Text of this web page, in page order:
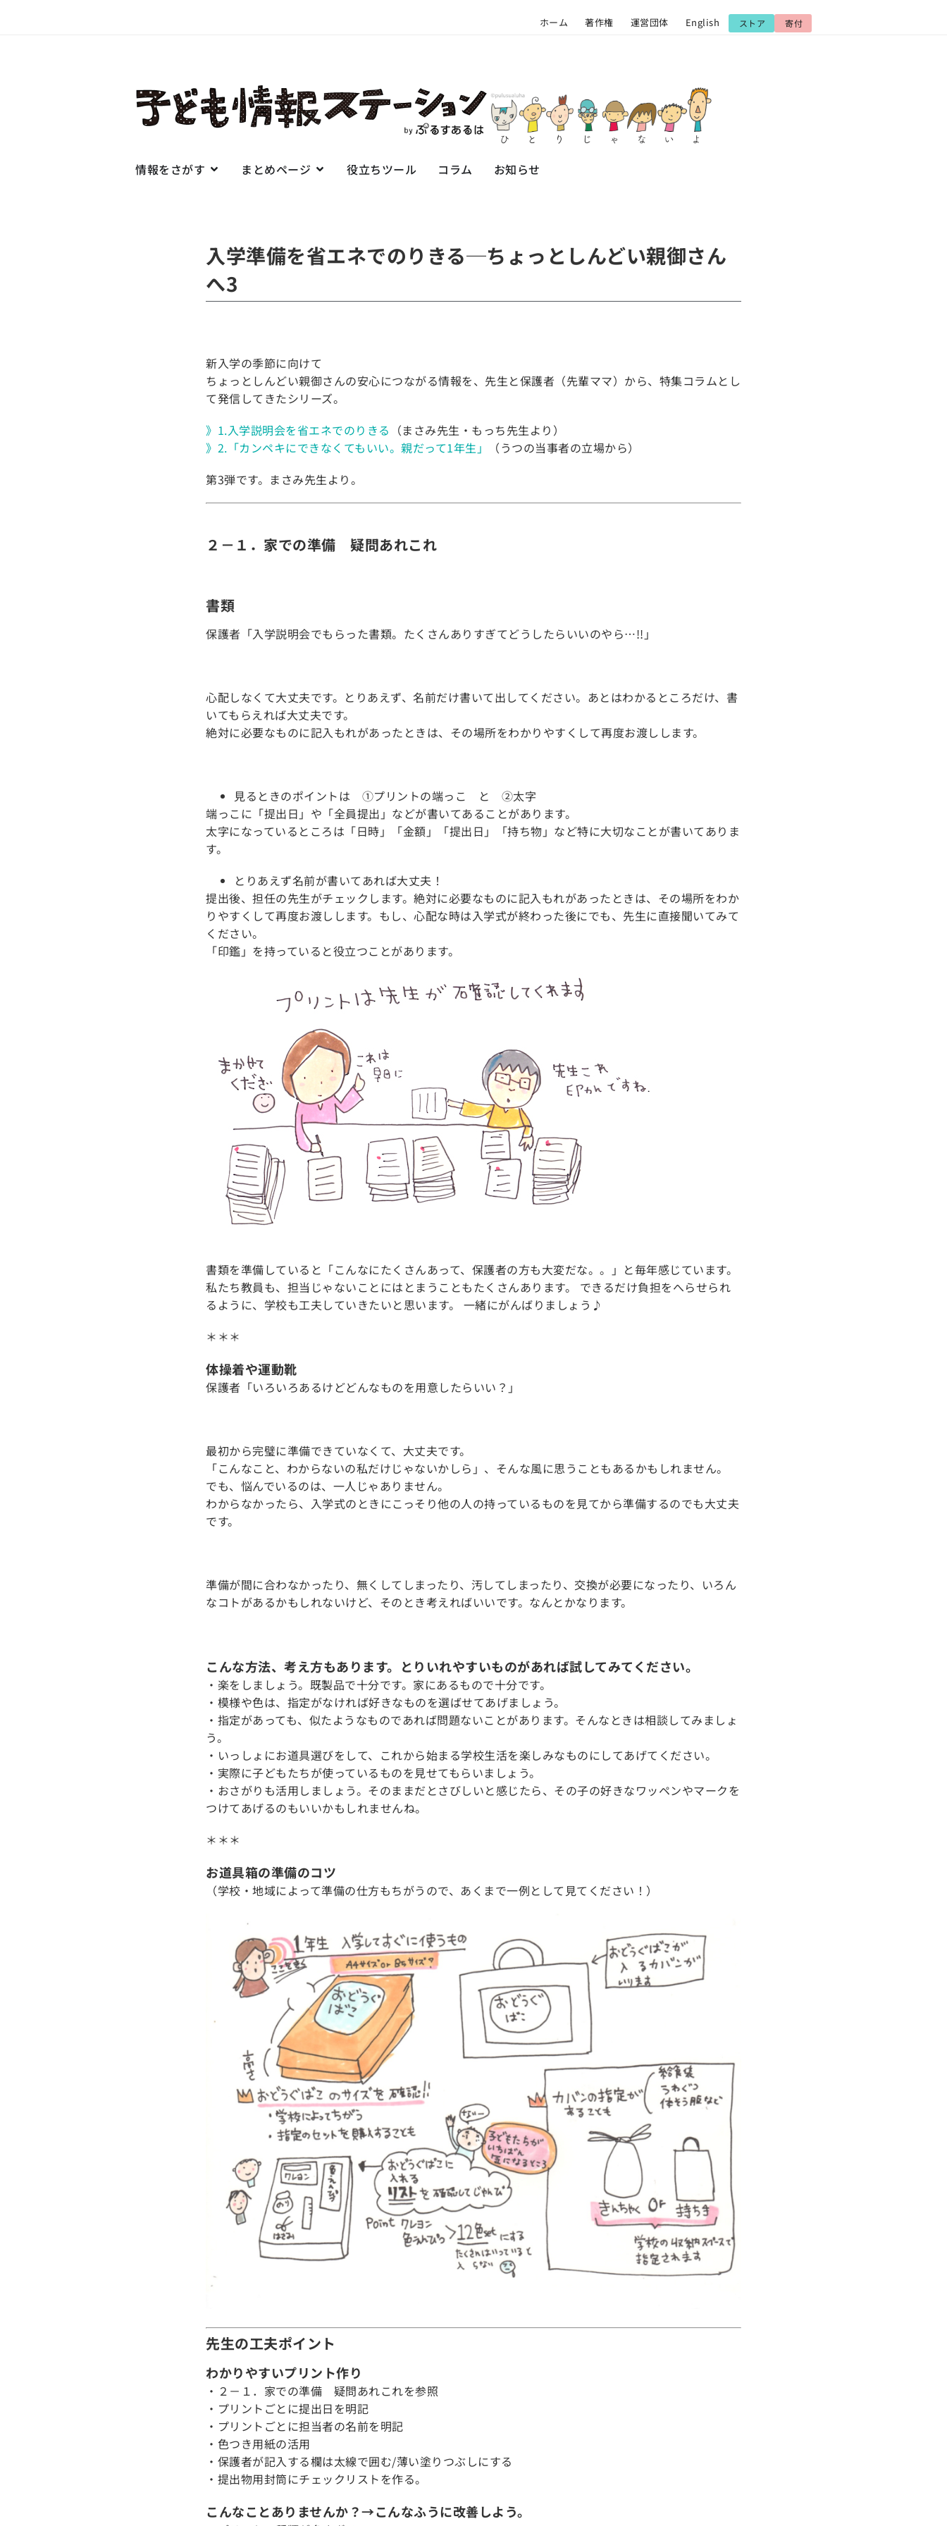
ホーム 著作権 運営団体 English ストア 寄付
情報をさがす まとめページ 役立ちツール コラム お知らせ
入学準備を省エネでのりきる─ちょっとしんどい親御さん
へ3
新入学の季節に向けて
ちょっとしんどい親御さんの安心につながる情報を、先生と保護者（先輩ママ）から、特集コラムとし
て発信してきたシリーズ。
》1.入学説明会を省エネでのりきる （まさみ先生・もっち先生より）
》2.「カンペキにできなくてもいい。親だって1年生」
（うつの当事者の立場から）
第3弾です。まさみ先生より。
２－１．家での準備 疑問あれこれ
書類
保護者「入学説明会でもらった書類。たくさんありすぎてどうしたらいいのやら…!!」
心配しなくて大丈夫です。とりあえず、名前だけ書いて出してください。あとはわかるところだけ、書
いてもらえれば大丈夫です。
絶対に必要なものに記入もれがあったときは、その場所をわかりやすくして再度お渡しします。
見るときのポイントは ①プリントの端っこ と ②太字
端っこに「提出日」や「全員提出」などが書いてあることがあります。
太字になっているところは「日時」「金額」「提出日」「持ち物」など特に大切なことが書いてありま
す。
とりあえず名前が書いてあれば大丈夫！
提出後、担任の先生がチェックします。絶対に必要なものに記入もれがあったときは、その場所をわか
りやすくして再度お渡しします。もし、心配な時は入学式が終わった後にでも、先生に直接聞いてみて
ください。
「印鑑」を持っていると役立つことがあります。
書類を準備していると「こんなにたくさんあって、保護者の方も大変だな。。」と毎年感じています。
私たち教員も、担当じゃないことにはとまうこともたくさんあります。 できるだけ負担をへらせられ
るように、学校も工夫していきたいと思います。 一緒にがんばりましょう♪
＊＊＊
体操着や運動靴
保護者「いろいろあるけどどんなものを用意したらいい？」
最初から完璧に準備できていなくて、大丈夫です。
「こんなこと、わからないの私だけじゃないかしら」、そんな風に思うこともあるかもしれません。
でも、悩んでいるのは、一人じゃありません。
わからなかったら、入学式のときにこっそり他の人の持っているものを見てから準備するのでも大丈夫
です。
準備が間に合わなかったり、無くしてしまったり、汚してしまったり、交換が必要になったり、いろん
なコトがあるかもしれないけど、そのとき考えればいいです。なんとかなります。
こんな方法、考え方もあります。とりいれやすいものがあれば試してみてください。
・楽をしましょう。既製品で十分です。家にあるもので十分です。
・模様や色は、指定がなければ好きなものを選ばせてあげましょう。
・指定があっても、似たようなものであれば問題ないことがあります。そんなときは相談してみましょ
う。
・いっしょにお道具選びをして、これから始まる学校生活を楽しみなものにしてあげてください。
・実際に子どもたちが使っているものを見せてもらいましょう。
・おさがりも活用しましょう。そのままだとさびしいと感じたら、その子の好きなワッペンやマークを
つけてあげるのもいいかもしれませんね。
＊＊＊
お道具箱の準備のコツ
（学校・地域によって準備の仕方もちがうので、あくまで一例として見てください！）
先生の工夫ポイント
わかりやすいプリント作り
・２－１．家での準備 疑問あれこれを参照
・プリントごとに提出日を明記
・プリントごとに担当者の名前を明記
・色つき用紙の活用
・保護者が記入する欄は太線で囲む/薄い塗りつぶしにする
・提出物用封筒にチェックリストを作る。
こんなことありませんか？→こんなふうに改善しよう。